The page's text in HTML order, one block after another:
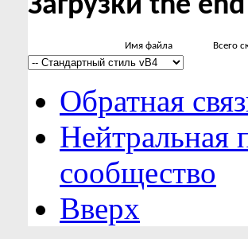
Имя файла Всего
Обратная
Нейтральная
сообщество
Вверх